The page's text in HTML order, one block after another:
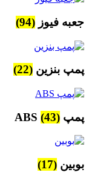
جعبه فیوز (94)
پمپ بنزین (22)
پمپ ABS (43)
بوبین (17)